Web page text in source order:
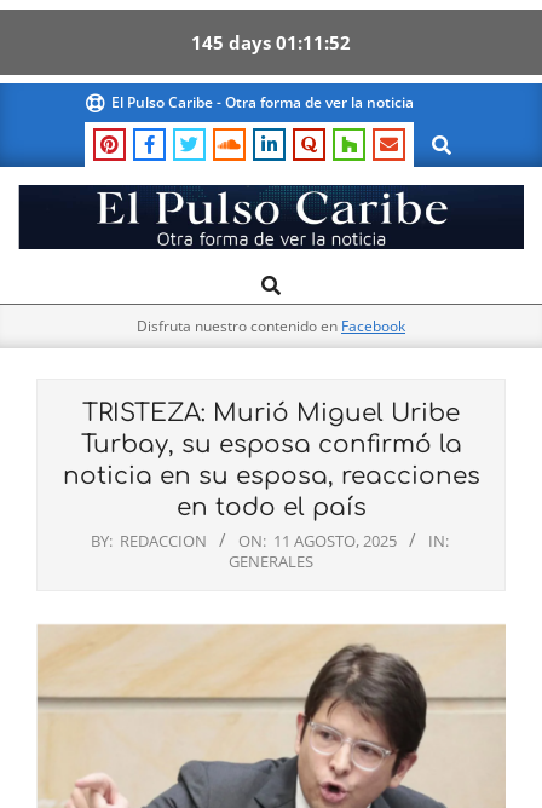
145 days 01 11 51
content
El Pulso Caribe - Otra forma de ver la noticia
Search
El
Pulso
Navigation
Search
Disfruta nuestro contenido en Facebook
TRISTEZA: Murió Miguel Uribe
Turbay, su esposa confirmó la
noticia en su esposa, reacciones
en todo el país
BY: REDACCION ON: 11 AGOSTO, 2025
IN:
GENERALES